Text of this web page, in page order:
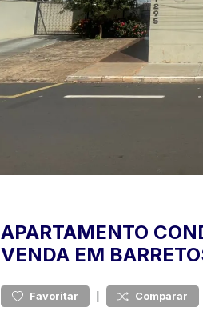
APARTAMENTO
VENDA EM
Favoritar | Comparar